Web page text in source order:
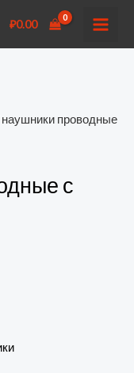
₽0.00
наушники проводные
с